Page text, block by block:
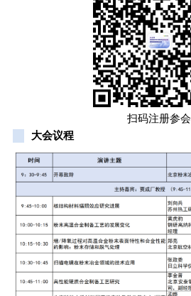
扫码注册参会
大会议程